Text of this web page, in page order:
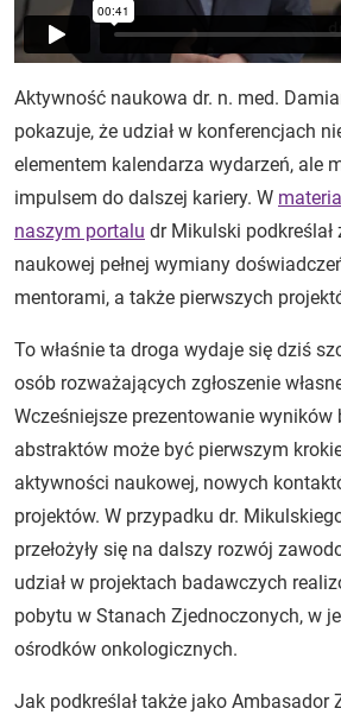
Aktywność naukowa dr. n. med.
pokazuje, że udział w konferencjach
elementem kalendarza wydarzeń, ale
impulsem do dalszej kariery. W
naszym portalu dr Mikulski podkreślał
naukowej pełnej wymiany
mentorami, a także pierwszych
To właśnie ta droga wydaje się dziś
osób rozważających zgłoszenie
Wcześniejsze prezentowanie
abstraktów może być pierwszym
aktywności naukowej, nowych
projektów. W przypadku dr.
przełożyły się na dalszy rozwój
udział w projektach badawczych
pobytu w Stanach Zjednoczonych, w
ośrodków onkologicznych.
Jak podkreślał także jako Ambasador